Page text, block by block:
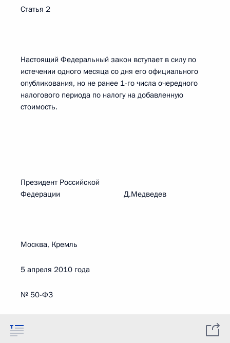
Статья 2
Настоящий Федеральный закон вступает в силу по
истечении одного месяца со дня его официального
опубликования, но не ранее 1-го числа очередного
налогового периода по налогу на добавленную
стоимость.
Президент Российской
Федерации Д.Медведев
Москва, Кремль
5 апреля 2010 года
№ 50-ФЗ